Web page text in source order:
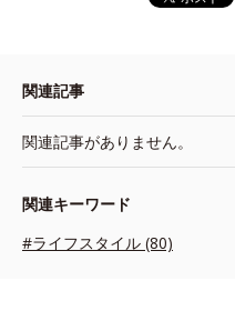
関連記事
関連記事がありません。
関連キーワード
#ライフスタイル (80)